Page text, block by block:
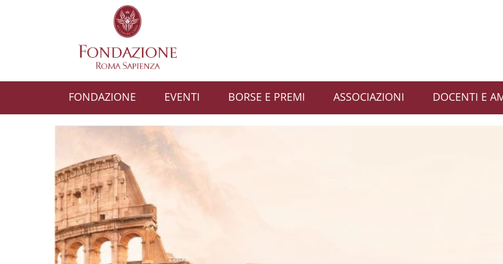
Salta al contenuto principale
FONDAZIONE EVENTI BORSE E PREMI ASSOCIAZIONI DOCENTI E
Fondazione Roma Sapienza